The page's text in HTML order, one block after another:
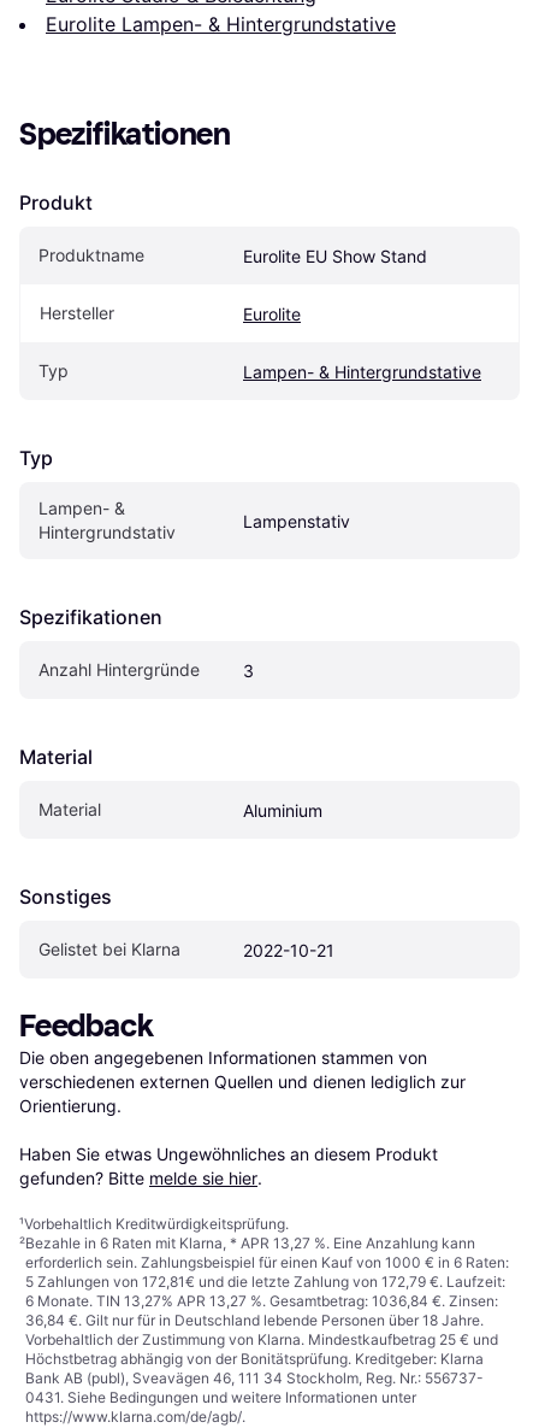
Eurolite Lampen- & Hintergrundstative
Spezifikationen
Produkt
Produktname Eurolite EU Show Stand
Hersteller Eurolite
Typ Lampen- & Hintergrundstative
Typ
Lampen- &
Hintergrundstativ
Lampenstativ
Spezifikationen
Anzahl Hintergründe 3
Material
Material Aluminium
Sonstiges
Gelistet bei Klarna 2022-10-21
Feedback
Die oben angegebenen Informationen stammen von
verschiedenen externen Quellen und dienen lediglich zur
Orientierung.
Haben Sie etwas Ungewöhnliches an diesem Produkt
gefunden? Bitte melde sie hier.
¹Vorbehaltlich Kreditwürdigkeitsprüfung.
²Bezahle in 6 Raten mit Klarna, * APR 13,27 %. Eine Anzahlung kann
erforderlich sein. Zahlungsbeispiel für einen Kauf von 1000 € in 6 Raten:
5 Zahlungen von 172,81€ und die letzte Zahlung von 172,79 €. Laufzeit:
6 Monate. TIN 13,27% APR 13,27 %. Gesamtbetrag: 1036,84 €. Zinsen:
36,84 €. Gilt nur für in Deutschland lebende Personen über 18 Jahre.
Vorbehaltlich der Zustimmung von Klarna. Mindestkaufbetrag 25 € und
Höchstbetrag abhängig von der Bonitätsprüfung. Kreditgeber: Klarna
Bank AB (publ), Sveavägen 46, 111 34 Stockholm, Reg. Nr.: 556737-
0431. Siehe Bedingungen und weitere Informationen unter
https://www.klarna.com/de/agb/.